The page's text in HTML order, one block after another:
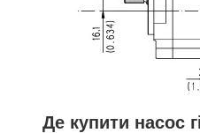
Де купити насос